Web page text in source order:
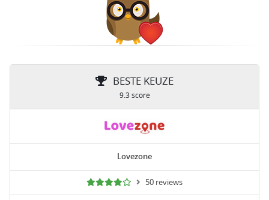
BESTE KEUZE
9.3 score
Lovezone
50 reviews